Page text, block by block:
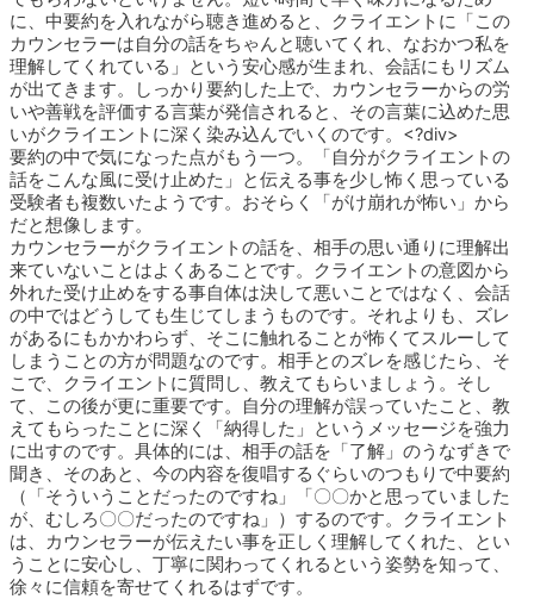
に、中要約を入れながら聴き進めると、クライエントに「この
カウンセラーは自分の話をちゃんと聴いてくれ、なおかつ私を
理解してくれている」という安心感が生まれ、会話にもリズム
が出てきます。しっかり要約した上で、カウンセラーからの労
いや善戦を評価する言葉が発信されると、その言葉に込めた思
いがクライエントに深く染み込んでいくのです。<?div>
要約の中で気になった点がもう一つ。「自分がクライエントの
話をこんな風に受け止めた」と伝える事を少し怖く思っている
受験者も複数いたようです。おそらく「がけ崩れが怖い」から
だと想像します。
カウンセラーがクライエントの話を、相手の思い通りに理解出
来ていないことはよくあることです。クライエントの意図から
外れた受け止めをする事自体は決して悪いことではなく、会話
の中ではどうしても生じてしまうものです。それよりも、ズレ
があるにもかかわらず、そこに触れることが怖くてスルーして
しまうことの方が問題なのです。相手とのズレを感じたら、そ
こで、クライエントに質問し、教えてもらいましょう。そし
て、この後が更に重要です。自分の理解が誤っていたこと、教
えてもらったことに深く「納得した」というメッセージを強力
に出すのです。具体的には、相手の話を「了解」のうなずきで
聞き、そのあと、今の内容を復唱するぐらいのつもりで中要約
（「そういうことだったのですね」「〇〇かと思っていました
が、むしろ〇〇だったのですね」）するのです。クライエント
は、カウンセラーが伝えたい事を正しく理解してくれた、とい
うことに安心し、丁寧に関わってくれるという姿勢を知って、
徐々に信頼を寄せてくれるはずです。